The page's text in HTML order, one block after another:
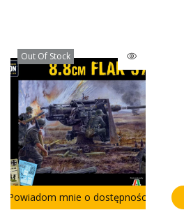
Out Of Stock
Powiadom mnie o dostępności